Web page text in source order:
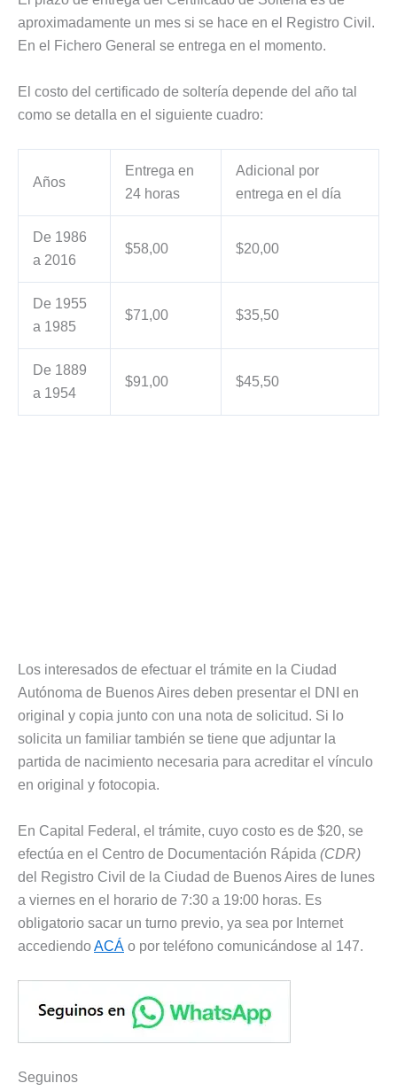
aproximadamente un mes si se hace en el Registro Civil.
En el Fichero General se entrega en el momento.
El costo del certificado de soltería depende del año tal
como se detalla en el siguiente cuadro:
Años
Entrega en
24 horas
Adicional por
entrega en el día
De 1986
a 2016
$58,00 $20,00
De 1955
a 1985
$71,00 $35,50
De 1889
a 1954
$91,00 $45,50
Los interesados de efectuar el trámite en la Ciudad
Autónoma de Buenos Aires deben presentar el DNI en
original y copia junto con una nota de solicitud. Si lo
solicita un familiar también se tiene que adjuntar la
partida de nacimiento necesaria para acreditar el vínculo
en original y fotocopia.
En Capital Federal, el trámite, cuyo costo es de $20, se
efectúa en el Centro de Documentación Rápida (CDR)
del Registro Civil de la Ciudad de Buenos Aires de lunes
a viernes en el horario de 7:30 a 19:00 horas. Es
obligatorio sacar un turno previo, ya sea por Internet
accediendoACÁ o por teléfono comunicándose al 147.
Seguinos